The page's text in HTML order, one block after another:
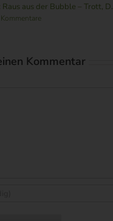
aus der Bubble – Trott, D.
Kommentar